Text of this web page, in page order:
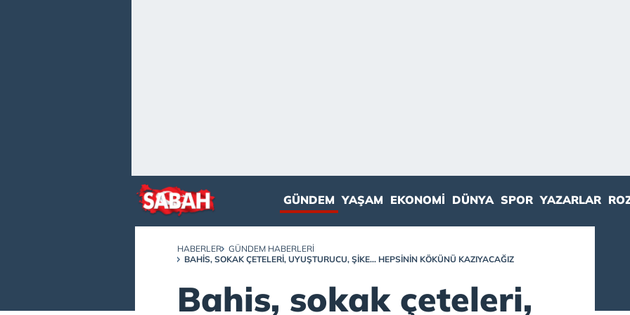
GÜNDEM YAŞAM EKONOMI DÜNYA SPOR YAZARLAR
HABERLER
GÜNDEM HABERLERI
BAHIS, SOKAK ÇETELERI, UYUŞTURUCU, ŞIKE... HEPSININ KÖKÜNÜ KAZIYACAĞIZ
Bahis, sokak çeteleri,